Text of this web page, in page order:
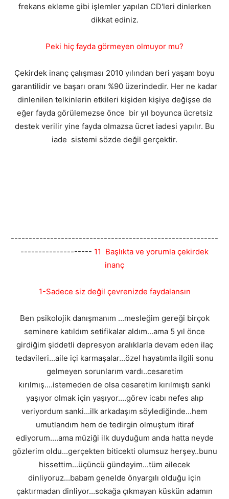
frekans ekleme gibi işlemler yapılan CD'leri dinlerken
dikkat ediniz.
Peki hiç fayda görmeyen olmuyor mu?
Çekirdek inanç çalışması 2010 yılından beri yaşam boyu
garantilidir ve başarı oranı %90 üzerindedir. Her ne kadar
dinlenilen telkinlerin etkileri kişiden kişiye değişse de
eğer fayda görülemezse önce bir yıl boyunca ücretsiz
destek verilir yine fayda olmazsa ücret iadesi yapılır. Bu
iade sistemi sözde değil gerçektir.
----------------------------------------------------------
-------------------- 11 Başlıkta ve yorumla çekirdek
inanç
1-Sadece siz değil çevrenizde faydalansın
Ben psikolojik danışmanım ...mesleğim gereği birçok
seminere katıldım setifikalar aldım...ama 5 yıl önce
girdiğim şiddetli depresyon aralıklarla devam eden ilaç
tedavileri...aile içi karmaşalar...özel hayatımla ilgili sonu
gelmeyen sorunlarım vardı..cesaretim
kırılmış....istemeden de olsa cesaretim kırılmıştı sanki
yaşıyor olmak için yaşıyor....görev icabı nefes alıp
veriyordum sanki...ilk arkadaşım söylediğinde...hem
umutlandım hem de tedirgin olmuştum itiraf
ediyorum....ama müziği ilk duyduğum anda hatta neyde
gözlerim oldu...gerçekten biticekti olumsuz herşey..bunu
hissettim...üçüncü gündeyim...tüm ailecek
dinliyoruz...babam genelde önyargılı olduğu için
çaktırmadan dinliyor...sokağa çıkmayan küskün adamın